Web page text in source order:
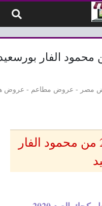
مصر - عروض مطاعم - عروض
اسعار كحك العيد 2020 من محمود الفار